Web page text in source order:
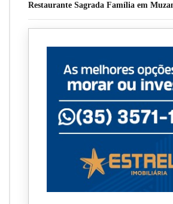
Restaurante Sagrada Família em